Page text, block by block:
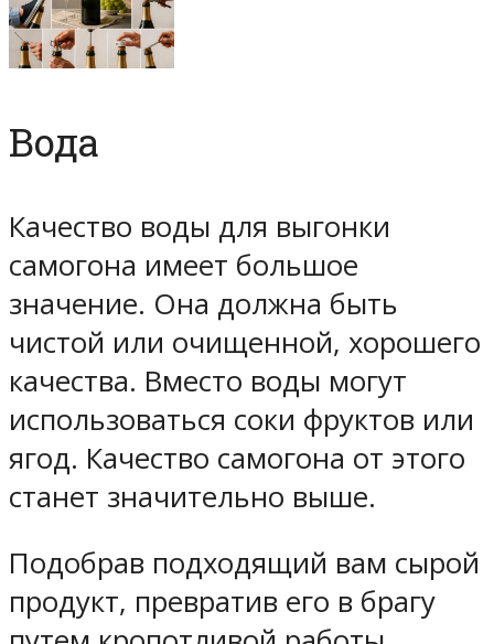
Вода
Качество воды для выгонки
самогона имеет большое
значение. Она должна быть
чистой или очищенной, хорошего
качества. Вместо воды могут
использоваться соки фруктов или
ягод. Качество самогона от этого
станет значительно выше.
Подобрав подходящий вам сырой
продукт, превратив его в брагу